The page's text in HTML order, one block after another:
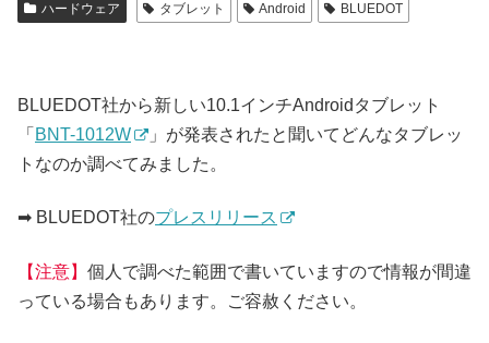
ハードウェア タブレット Android BLUEDOT
BLUEDOT社から新しい10.1インチAndroidタブレット
「 BNT-1012W
」が発表されたと聞いてどんなタブレッ
トなのか調べてみました。
➡ BLUEDOT社のプレスリリース
【注意】 個人で調べた範囲で書いていますので情報が間違
っている場合もあります。ご容赦ください。